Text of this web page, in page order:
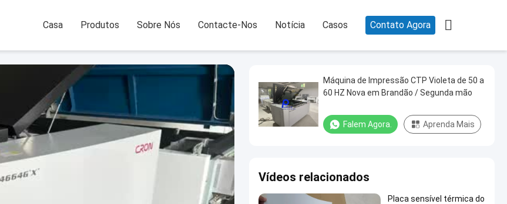
Casa Produtos Sobre Nós Contacte-Nos Notícia Casos Contato Agora 
Máquina de Impressão CTP Violeta de 50 a
60 HZ Nova em Brandão / Segunda mão
Falem Agora. Aprenda Mais
Vídeos relacionados
Placa sensível térmica do